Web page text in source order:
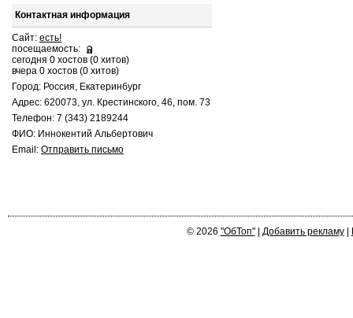
Контактная информация
Сайт: есть!
посещаемость:
сегодня 0 хостов (0 хитов)
вчера 0 хостов (0 хитов)
Город: Россия, Екатеринбург
Адрес: 620073, ул. Крестинского, 46, пом. 73
Телефон: 7 (343) 2189244
ФИО: Иннокентий Альбертович
Email: Отправить письмо
© 2026 "ОбТоп"| Добавить рекламу|